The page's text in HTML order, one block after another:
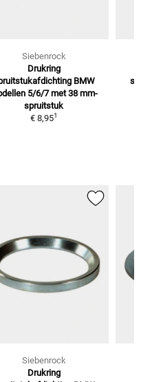
Siebenrock
Drukring
BMW
5/6/7 met 38 mm-
spruitstuk
€ 8,951
Siebenrock
Drukring